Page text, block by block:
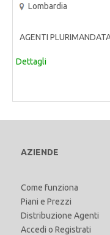
Lombardia
AGENTI
Dettagli
AZIENDE
Come funziona
Piani e Prezzi
Distribuzione Agenti
Accedi o Registrati